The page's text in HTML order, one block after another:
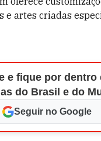
e artes criadas
e fique por
do Brasil e do
Seguir no Google